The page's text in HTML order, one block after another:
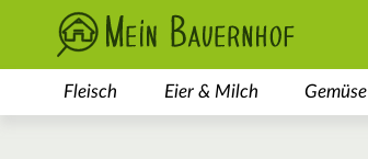
Fleisch Eier & Milch Gemüse